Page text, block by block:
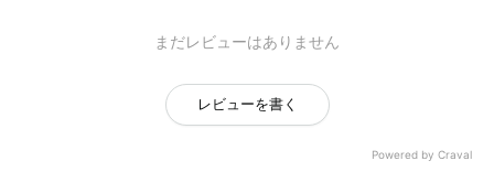
まだレビューはありません
レビューを書く
Powered by Craval